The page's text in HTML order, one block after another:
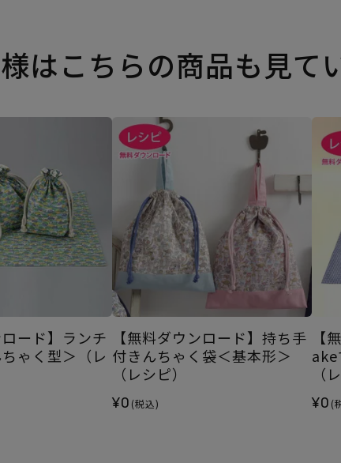
はこちらの商品も見て
ロード】ランチ
ゃく型＞（レ
【無料ダウンロード】持ち手
付きんちゃく袋＜基本形＞
（レシピ）
¥0 (税込)
【
ake
（
¥0 (